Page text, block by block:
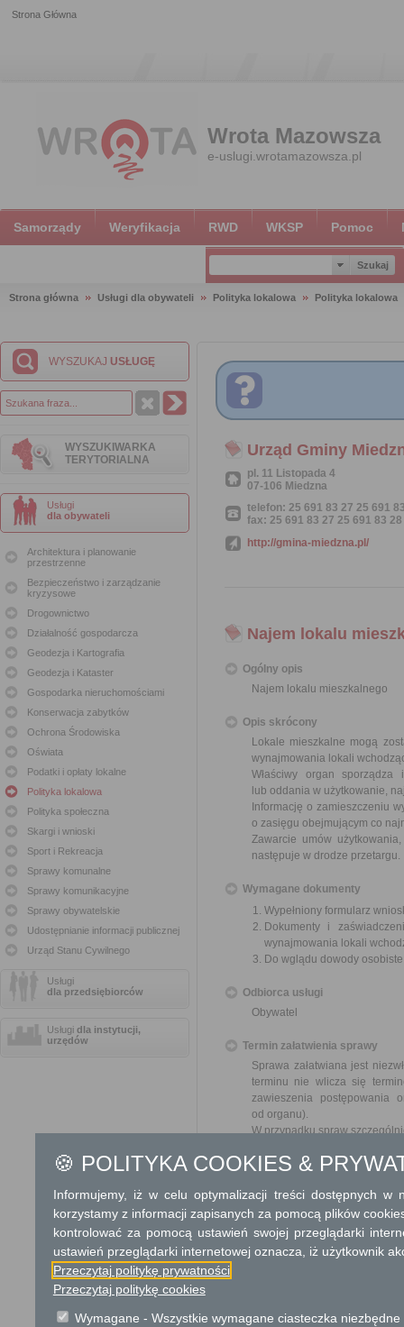
Strona Główna
Wrota Mazowsza
e-uslugi.wrotamazowsza.pl
Samorządy Weryfikacja RWD WKSP Pomoc
Strona główna Usługi dla obywateli Polityka lokalowa Polityka lokalowa
WYSZUKAJ USŁUGĘ
WYSZUKIWARKA
TERYTORIALNA
Usługi
dla obywateli
Architektura i planowanie
przestrzenne
Bezpieczeństwo i zarządzanie
kryzysowe
Drogownictwo
Działalność gospodarcza
Geodezja i Kartografia
Geodezja i Kataster
Gospodarka nieruchomościami
Konserwacja zabytków
Ochrona Środowiska
Oświata
Podatki i opłaty lokalne
Polityka lokalowa
Polityka społeczna
Skargi i wnioski
Sport i Rekreacja
Sprawy komunalne
Sprawy komunikacyjne
Sprawy obywatelskie
Udostępnianie informacji publicznej
Urząd Stanu Cywilnego
Usługi
dla przedsiębiorców
Usługi dla instytucji,
urzędów
Urząd Gminy
pl. 11 Listopada 4
07-106 Miedzna
telefon: 25 691 83 27 25 691
fax: 25 691 83 27 25 691 83 28
http://gmina-miedzna.pl/
Najem lokalu
Ogólny opis
Najem lokalu mieszkalnego
Opis skrócony
Lokale mieszkalne mogą
wynajmowania lokali
Właściwy organ
lub oddania w użytkowanie,
Informację o zamieszczeniu
o zasięgu obejmującym co
Zawarcie umów
następuje w drodze przetargu.
Wymagane dokumenty
Wypełniony formularz
Dokumenty i
wynajmowania lokali
Do wglądu dowody
Odbiorca usługi
Obywatel
Termin załatwienia sprawy
Sprawa załatwiana jest
terminu nie wlicza się
zawieszenia postępowania
od organu).
W przypadku spraw
Informacja
Dodatkowe
Opłata
Wniosek jest wolny od opłat.
Brak
🍪 POLITYKA COOKIES &
Informujemy, iż w celu optymalizacji treści dostępnych w
korzystamy z informacji zapisanych za pomocą plików
kontrolować za pomocą ustawień swojej przeglądarki
ustawień przeglądarki internetowej oznacza, iż użytkownik
Przeczytaj politykę prywatności
Przeczytaj politykę cookies
Wymagane - Wszystkie wymagane ciasteczka